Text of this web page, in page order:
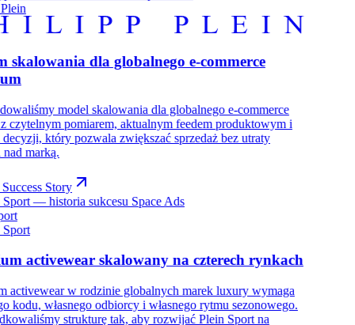
skalowania dla globalnego e-commerce
model skalowania dla globalnego e-commerce
czytelnym pomiarem, aktualnym feedem produktowym i
który pozwala zwiększać sprzedaż bez utraty
marką.
Story
activewear skalowany na czterech rynkach
activewear w rodzinie globalnych marek luxury wymaga
kodu, własnego odbiorcy i własnego rytmu sezonowego.
strukturę tak, aby rozwijać Plein Sport na